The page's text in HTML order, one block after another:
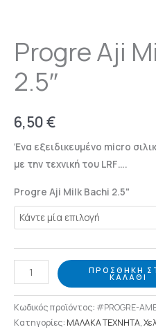
Progre Aji
2.5″
6,50€
Ένα εξειδικευμένο micro
με την τεχνική του LRF….
Progre Aji Milk Bachi 2.5"
ΠΡΟΣΘΉΚΗ
ΚΑΛΆΘΙ
Κωδικός προϊόντος: #PROGRE-
Κατηγορίες: ΜΑΛΑΚΑ TEXNHTA,